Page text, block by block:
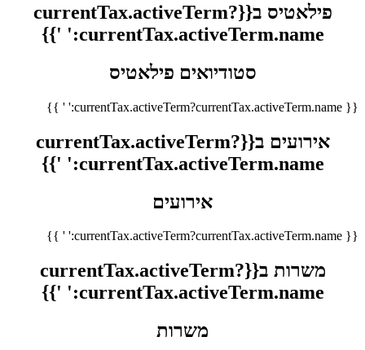
פילאטיס ב{{currentTax.activeTerm?
currentTax.activeTerm.name:' '}}
סטודיואים פילאטיס
{{ currentTax.activeTerm?currentTax.activeTerm.name:' ' }}
אירועים ב{{currentTax.activeTerm?
currentTax.activeTerm.name:' '}}
אירועים
{{ currentTax.activeTerm?currentTax.activeTerm.name:' ' }}
משרות ב{{currentTax.activeTerm?
currentTax.activeTerm.name:' '}}
משרות